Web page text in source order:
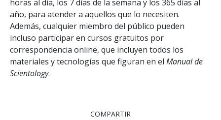
horas al día, los 7 días de la semana y los 365 días al
año, para atender a aquellos que lo necesiten.
Además, cualquier miembro del público pueden
incluso participar en cursos gratuitos por
correspondencia online, que incluyen todos los
materiales y tecnologías que figuran en el Manual de
Scientology.
COMPARTIR